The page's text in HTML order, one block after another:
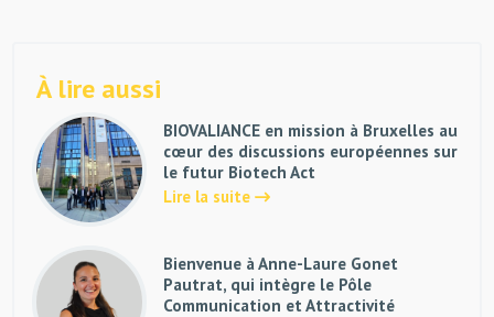
À lire aussi
BIOVALIANCE en mission à Bruxelles au
cœur des discussions européennes sur
le futur Biotech Act
Lire la suite
Bienvenue à Anne-Laure Gonet
Pautrat, qui intègre le Pôle
Communication et Attractivité